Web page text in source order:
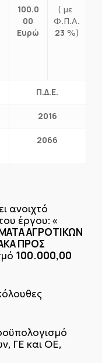
100.0
00
Ευρώ
( με
Φ.Π.Α.
23 %)
Π.Δ.Ε.
2016
2066
ανοιχτό
έργου: «
ΑΓΡΟΤΙΚΩΝ
ΠΡΟΣ
100.000,00
ΓΕ και ΟΕ,